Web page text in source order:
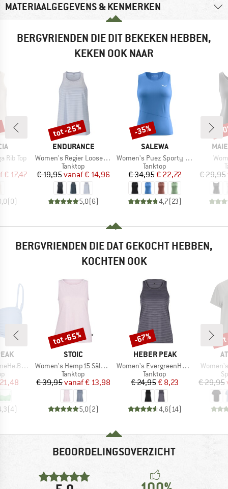
MATERIAALGEGEVENS & KENMERKEN
BERGVRIENDEN DIE DIT BEKEKEN HEBBEN,
KEKEN OOK NAAR
Rib Top
prijs
€ 17,47
(0)
MERK
ENDURANCE
Artikel
Women's Regier Loose Fit Top
Productgroep
Tanktop
Prijs
€ 19,95 Verlaagde prijs
vanaf€ 14,96
5,0(6)
Korting
tot -25%
MERK
SALEWA
Artikel
Women's Puez Sporty Dry Tank
Productgroep
Tanktop
Prijs
€ 34,95Verlaagde prijs
€ 22,72
4,7(23)
Korting
-35%
€ 29,95
-
BERGVRIENDEN DIE DAT GEKOCHT HEBBEN,
KOCHTEN OOK
Top
prijs
(4)
MERK
STOIC
Artikel
Women's Hemp15 SälkaSt. III Tank
Productgroep
Tanktop
Prijs
€ 39,95 Verlaagde prijs
vanaf€ 13,98
5,0(2)
Korting
tot -65%
MERK
HEBER PEAK
Artikel
Women's EvergreenHe. Tank
Productgroep
Tanktop
Prijs
€ 24,95Verlaagde prijs
€ 8,23
4,6(14)
Korting
-67%
Artikel
€ 29,95
BEOORDELINGSOVERZICHT